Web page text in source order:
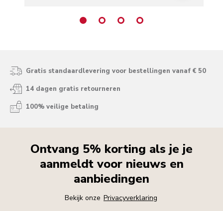
Gratis standaardlevering voor bestellingen vanaf € 50
14 dagen gratis retourneren
100% veilige betaling
Ontvang 5% korting als je je
aanmeldt voor nieuws en
aanbiedingen
Bekijk onze Privacyverklaring